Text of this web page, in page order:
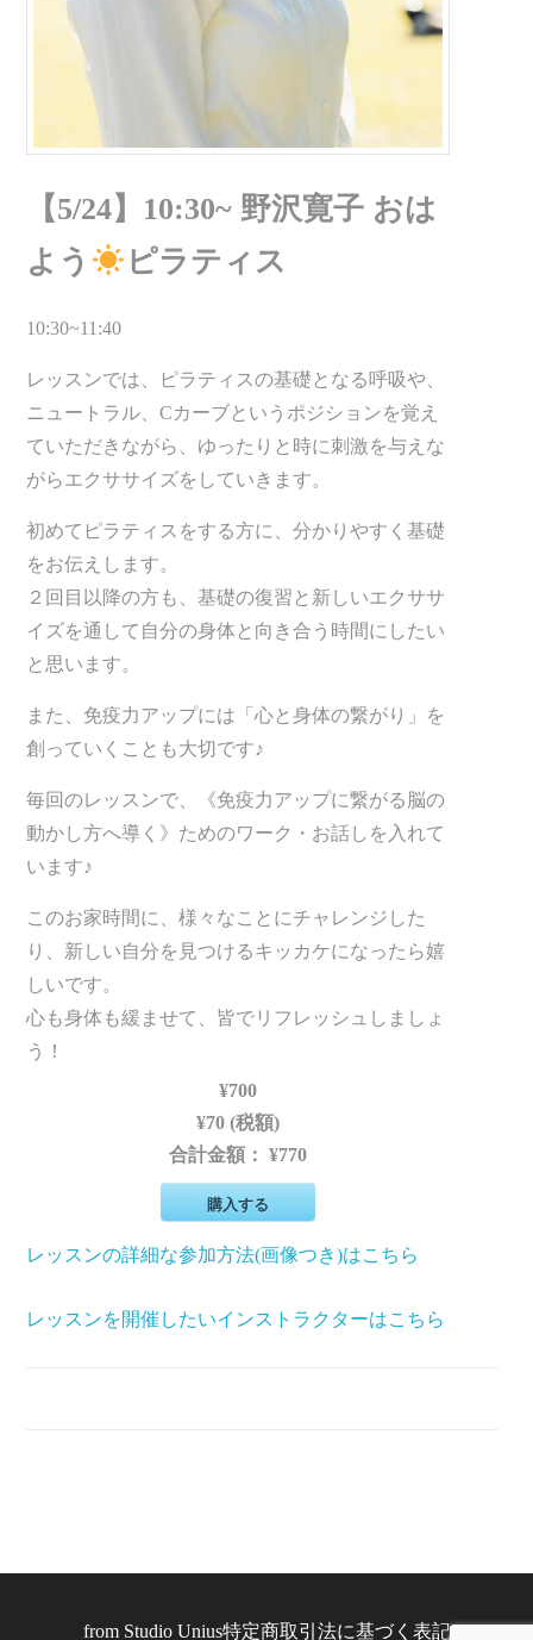
【5/24】10:30~ 野沢寛子 おは
よう
ピラティス
10:30~11:40
レッスンでは、ピラティスの基礎となる呼吸や、
ニュートラル、Cカーブというポジションを覚え
ていただきながら、ゆったりと時に刺激を与えな
がらエクササイズをしていきます。
初めてピラティスをする方に、分かりやすく基礎
をお伝えします。
２回目以降の方も、基礎の復習と新しいエクササ
イズを通して自分の身体と向き合う時間にしたい
と思います。
また、免疫力アップには「心と身体の繋がり」を
創っていくことも大切です♪
毎回のレッスンで、《免疫力アップに繋がる脳の
動かし方へ導く》ためのワーク・お話しを入れて
います♪
このお家時間に、様々なことにチャレンジした
り、新しい自分を見つけるキッカケになったら嬉
しいです。
心も身体も緩ませて、皆でリフレッシュしましょ
う！
¥700
¥70 (税額)
合計金額：¥770
購入する
レッスンの詳細な参加方法(画像つき)はこちら
レッスンを開催したいインストラクターはこちら
from Studio Unius特定商取引法に基づく表記